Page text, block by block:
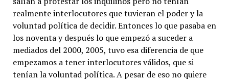
realmente interlocutores que tuvieran el poder y la
voluntad política de decidir. Entonces lo que pasaba en
los noventa y después lo que empezó a suceder a
mediados del 2000, 2005, tuvo esa diferencia de que
empezamos a tener interlocutores válidos, que si
tenían la voluntad política. A pesar de eso no quiere